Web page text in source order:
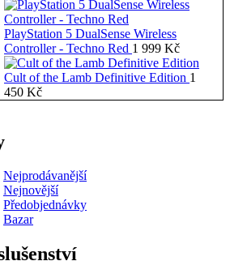
PlayStation 5 DualSense Wireless
Controller - Techno Red 1 999 Kč
Cult of the Lamb Definitive Edition 1
450 Kč
Nejprodávanější
Nejnovější
Předobjednávky
Bazar